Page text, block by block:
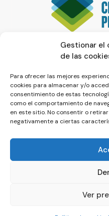
Gestionar el
de las
Para ofrecer las mejores
cookies para almacenar y/o
consentimiento de estas
como el comportamiento de
en este sitio. No consentir o
negativamente a ciertas
Ver
© La Servilleta - El Blog de